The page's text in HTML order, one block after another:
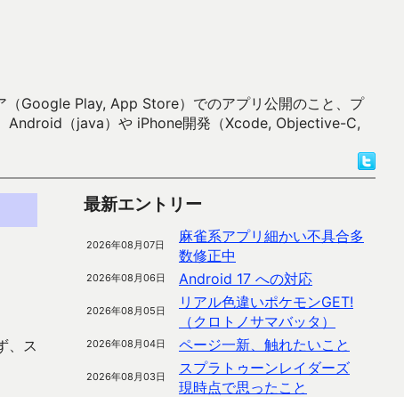
（Google Play, App Store）でのアプリ公開のこと、プ
Android（java）や iPhone開発（Xcode, Objective-C,
、ス
最新エントリー
2026年08月07日
麻雀系アプリ細かい不具合多
数修正中
2026年08月06日 Android 17 への対応
2026年08月05日
リアル色違いポケモンGET!
（クロトノサマバッタ）
2026年08月04日 ページ一新、触れたいこと
2026年08月03日
スプラトゥーンレイダーズ
現時点で思ったこと